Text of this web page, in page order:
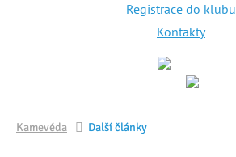
Registrace do klubu
Kontakty
Kamevéda Další články